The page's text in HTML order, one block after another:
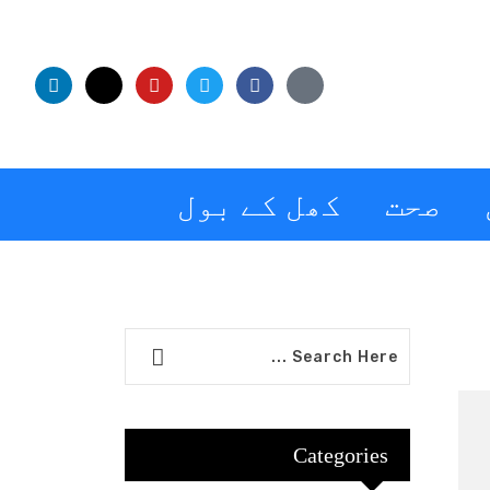
صحت کھل کے بول
Categories